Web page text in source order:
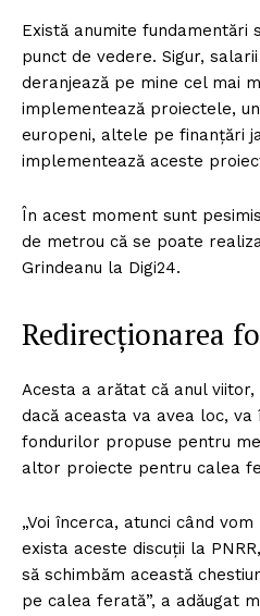
Există anumite fundamentări
punct de vedere. Sigur,
deranjează pe mine cel mai
implementează proiectele,
europeni, altele pe finanţări
implementează aceste
În acest moment sunt
de metrou că se poate
Grindeanu la Digi24.
Redirecționarea
Acesta a arătat că anul viitor,
dacă aceasta va avea loc,
fondurilor propuse pentru
altor proiecte pentru calea
„Voi încerca, atunci când
exista aceste discuţii la
să schimbăm această
pe calea ferată”, a adăugat